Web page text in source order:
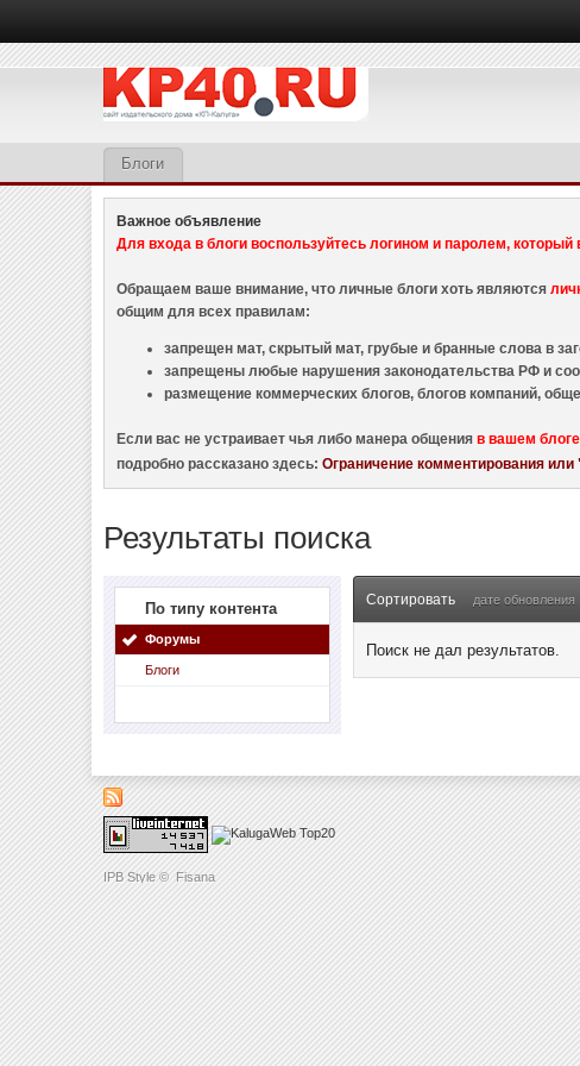
IPB Style © Fisana
Блоги
Важное объявление
Для входа в блоги воспользуйтесь логином и паролем,
Обращаем ваше внимание, что личные блоги хоть являются
общим для всех правилам:
запрещен мат, скрытый мат, грубые и бранные слова в
запрещены любые нарушения законодательства РФ и
размещение коммерческих блогов, блогов компаний,
Если вас не устраивает чья либо манера общенияв вашем блоге
подробно рассказано здесь:Ограничение комментирования
Результаты поиска
По типу контента
Форумы
Блоги
Сортировать дате обновления
Поиск не дал результатов.